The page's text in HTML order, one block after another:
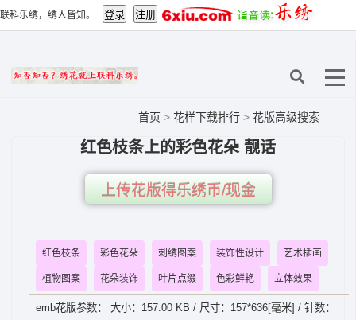
联科乐绣，绣人皆知。
首页 > 花样下载排行 > 花版高级搜索
红色枝条上的彩色花朵 靓话
上传花版得乐绣币/现金
红色枝条 彩色花朵 刺绣图案 装饰性设计 艺术插画
植物图案 花朵装饰 叶片点缀 色彩鲜艳 立体效果
emb花版参数： 大小：157.00 KB / 尺寸：157*636[毫米] / 针数：